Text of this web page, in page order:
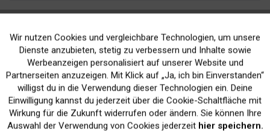
Kein Verlust der
Druckergarantie
Versand innerhalb von
24H*
Funktionale Aktiv
Marketing Inaktiv
Tracking Inaktiv
Wir nutzen Cookies und vergleichbare Technologien, um unsere
Dienste anzubieten, stetig zu verbessern und Inhalte sowie
Werbeanzeigen personalisiert auf unserer Website und
Partnerseiten anzuzeigen. Mit Klick auf „Ja, ich bin Einverstanden“
willigst du in die Verwendung dieser Technologien ein. Deine
Einwilligung kannst du jederzeit über die Cookie-Schaltfläche mit
Wirkung für die Zukunft widerrufen oder ändern. Sie können Ihre
Auswahl der Verwendung von Cookies jederzeit hier speichern.